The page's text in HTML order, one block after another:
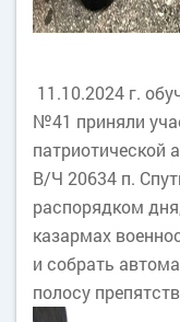
11.10.2024 г.
№41 приняли
патриотической
В/Ч 20634 п.
распорядком
казармах
и собрать
полосу